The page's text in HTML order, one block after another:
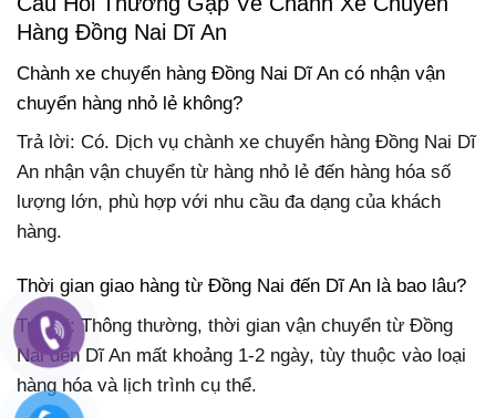
Hàng Đồng Nai Dĩ An
Chành xe chuyển hàng Đồng Nai Dĩ An có nhận vận
chuyển hàng nhỏ lẻ không?
Trả lời: Có. Dịch vụ chành xe chuyển hàng Đồng Nai Dĩ
An nhận vận chuyển từ hàng nhỏ lẻ đến hàng hóa số
lượng lớn, phù hợp với nhu cầu đa dạng của khách
hàng.
Thời gian giao hàng từ Đồng Nai đến Dĩ An là bao lâu?
Trả lời: Thông thường, thời gian vận chuyển từ Đồng
Nai đến Dĩ An mất khoảng 1-2 ngày, tùy thuộc vào loại
hàng hóa và lịch trình cụ thể.